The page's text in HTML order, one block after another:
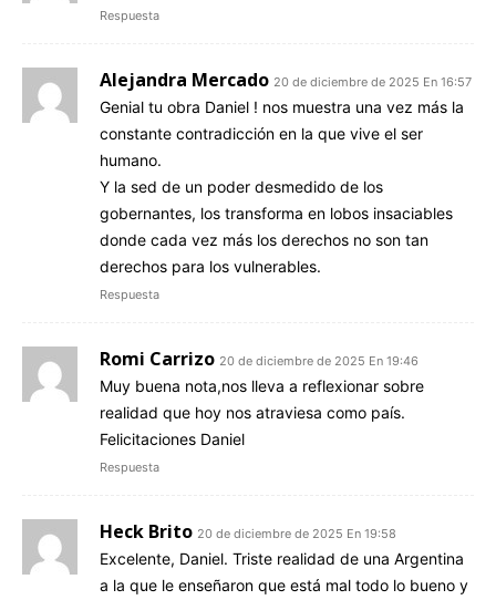
Respuesta
Alejandra Mercado 20 de diciembre de 2025 En 16:57
Genial tu obra Daniel ! nos muestra una vez más la
constante contradicción en la que vive el ser
humano.
Y la sed de un poder desmedido de los
gobernantes, los transforma en lobos insaciables
donde cada vez más los derechos no son tan
derechos para los vulnerables.
Respuesta
Romi Carrizo 20 de diciembre de 2025 En 19:46
Muy buena nota,nos lleva a reflexionar sobre
realidad que hoy nos atraviesa como país.
Felicitaciones Daniel
Respuesta
Heck Brito 20 de diciembre de 2025 En 19:58
Excelente, Daniel. Triste realidad de una Argentina
a la que le enseñaron que está mal todo lo bueno y